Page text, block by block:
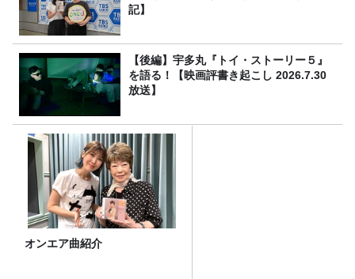
記】
【後編】宇多丸『トイ・ストーリー５』
を語る！【映画評書き起こし 2026.7.30
放送】
オンエア曲紹介